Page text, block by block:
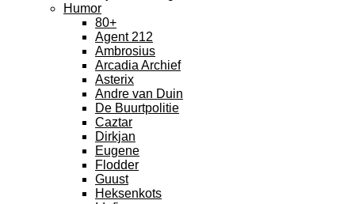
Humor
80+
Agent 212
Ambrosius
Arcadia Archief
Asterix
Andre van Duin
De Buurtpolitie
Caztar
Dirkjan
Eugene
Flodder
Guust
Heksenkots